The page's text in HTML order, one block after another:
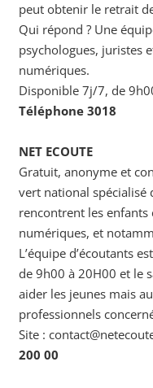
peut obtenir le retrait
Qui répond ? Une
psychologues, juristes
numériques.
Disponible 7j/7, de
Téléphone 3018
NET ECOUTE
Gratuit, anonyme et
vert national spécialisé
rencontrent les enfants
numériques, et
L’équipe d’écoutants
de 9h00 à 20H00 et le
aider les jeunes mais
professionnels
Site :
200 00